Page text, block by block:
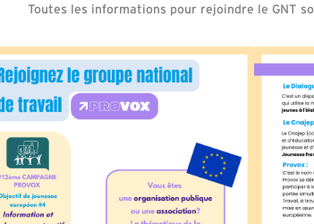
Toutes les informations pour rejoindre le GNT